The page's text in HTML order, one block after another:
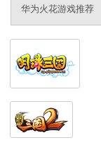
华为火花游戏推荐